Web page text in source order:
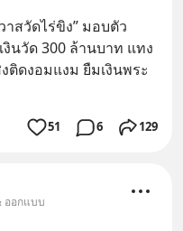
าสวัดไร่ขิง” มอบตัว
นวัด 300 ล้านบาท แทง
ดงอมแงม ยืมเงินพระ
51 6 129
ออกแบบ